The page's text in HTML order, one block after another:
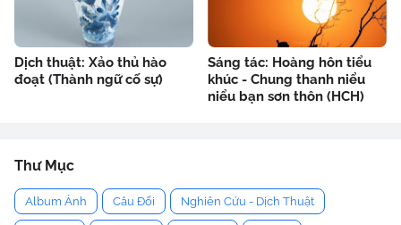
Dịch thuật: Xảo thủ hào
đoạt (Thành ngữ cố sự)
Sáng tác: Hoàng hôn tiểu
khúc - Chung thanh niểu
niểu bạn sơn thôn (HCH)
Thư Mục
Album Ảnh Câu Đối Nghiên Cứu - Dịch Thuật